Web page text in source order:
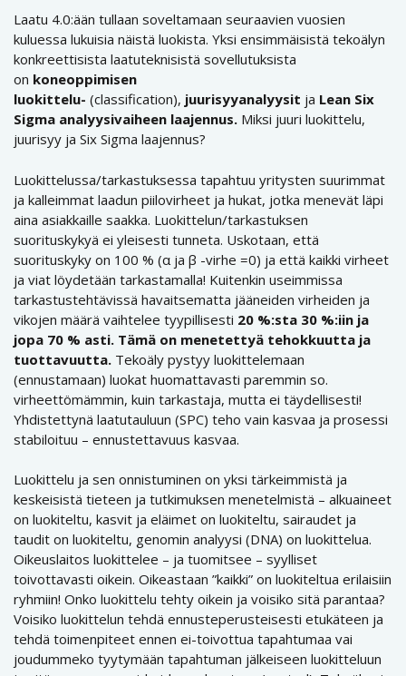
Laatu 4.0:ään tullaan soveltamaan seuraavien vuosien
kuluessa lukuisia näistä luokista. Yksi ensimmäisistä tekoälyn
konkreettisista laatuteknisistä sovellutuksista
on koneoppimisen
luokittelu- (classification), juurisyyanalyysit ja Lean Six
Sigma analyysivaiheen laajennus. Miksi juuri luokittelu,
juurisyy ja Six Sigma laajennus?
Luokittelussa/tarkastuksessa tapahtuu yritysten suurimmat
ja kalleimmat laadun piilovirheet ja hukat, jotka menevät läpi
aina asiakkaille saakka. Luokittelun/tarkastuksen
suorituskykyä ei yleisesti tunneta. Uskotaan, että
suorituskyky on 100 % (α ja β -virhe =0) ja että kaikki virheet
ja viat löydetään tarkastamalla! Kuitenkin useimmissa
tarkastustehtävissä havaitsematta jääneiden virheiden ja
vikojen määrä vaihtelee tyypillisesti 20 %:sta 30 %:iin ja
jopa 70 % asti. Tämä on menetettyä tehokkuutta ja
tuottavuutta. Tekoäly pystyy luokittelemaan
(ennustamaan) luokat huomattavasti paremmin so.
virheettömämmin, kuin tarkastaja, mutta ei täydellisesti!
Yhdistettynä laatutauluun (SPC) teho vain kasvaa ja prosessi
stabiloituu – ennustettavuus kasvaa.
Luokittelu ja sen onnistuminen on yksi tärkeimmistä ja
keskeisistä tieteen ja tutkimuksen menetelmistä – alkuaineet
on luokiteltu, kasvit ja eläimet on luokiteltu, sairaudet ja
taudit on luokiteltu, genomin analyysi (DNA) on luokittelua.
Oikeuslaitos luokittelee – ja tuomitsee – syylliset
toivottavasti oikein. Oikeastaan ”kaikki” on luokiteltua erilaisiin
ryhmiin! Onko luokittelu tehty oikein ja voisiko sitä parantaa?
Voisiko luokittelun tehdä ennusteperusteisesti etukäteen ja
tehdä toimenpiteet ennen ei-toivottua tapahtumaa vai
joudummeko tyytymään tapahtuman jälkeiseen luokitteluun